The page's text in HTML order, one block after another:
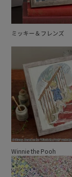
ミッキー＆フレンズ
Winnie the Pooh